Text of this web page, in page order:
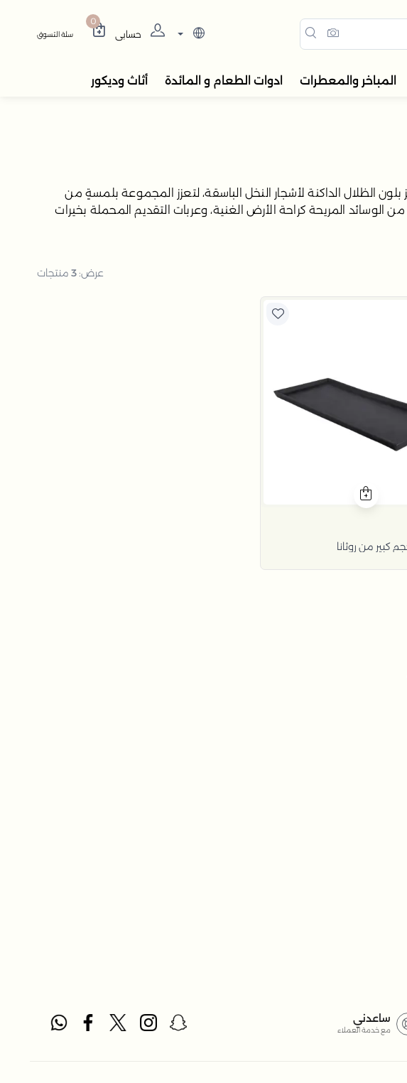
أدوات المائدة، المباخر،
حسابي
0
سلة التسوق
المباخر والمعطرات ادوات الطعام و المائدة أثاث وديكور
الظلال الداكنة لأشجار النخل الباسقة، لتعزز المجموعة بلمسةٍ من
المريحة كراحة الأرض الغنية، وعربات التقديم المحملة بخيرات
عرض:3 منتجات
كبير من روثانا
ساعدني
مع خدمة العملاء